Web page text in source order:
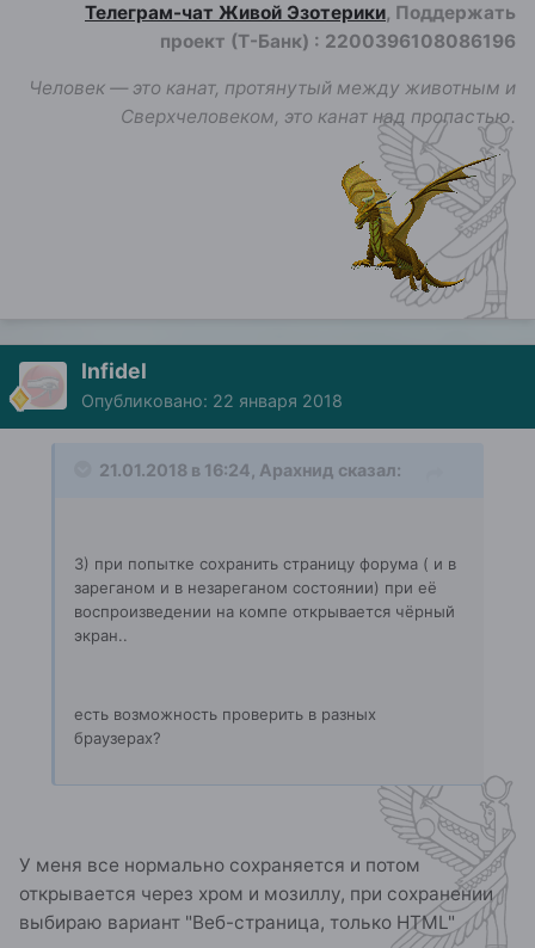
Телеграм-чат Живой Эзотерики, Поддержать
проект (Т-Банк) : 2200396108086196
Человек — это канат, протянутый между животным и
Сверхчеловеком, это канат над пропастью.
Infidel
Опубликовано: 22 января 2018
21.01.2018 в 16:24, Арахнид сказал:
3) при попытке сохранить страницу форума ( и в
зареганом и в незареганом состоянии) при её
воспроизведении на компе открывается чёрный
экран..
есть возможность проверить в разных
браузерах?
У меня все нормально сохраняется и потом
открывается через хром и мозиллу, при сохранении
выбираю вариант "Веб-страница, только HTML"